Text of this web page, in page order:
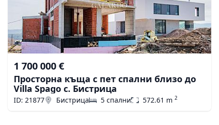
1 700 000 €
Просторна къща с пет спални близо до
Villa Spago с. Бистрица
ID: 21877 Бистрица 5 спални 572.61 m 2